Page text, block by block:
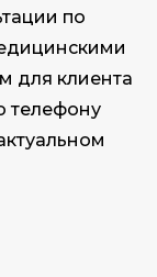
по
для клиента
телефону